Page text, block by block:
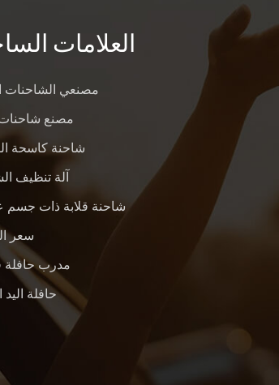
العلامات
مصنعي الشاحنات
مصنع شاحنات
شاحنة كاسحة
آلة تنظيف
شاحنة قلابة ذات
سعر
مدرب حافلة
حافلة اليد